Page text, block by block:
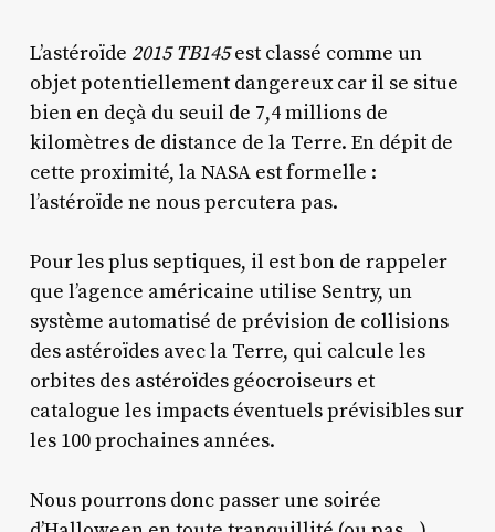
L’astéroïde 2015 TB145est classé comme un
objet potentiellement dangereux car il se situe
bien en deçà du seuil de 7,4 millions de
kilomètres de distance de la Terre. En dépit de
cette proximité, la NASA est formelle :
l’astéroïde ne nous percutera pas.
Pour les plus septiques, il est bon de rappeler
que l’agence américaine utilise Sentry, un
système automatisé de prévision de collisions
des astéroïdes avec la Terre, qui calcule les
orbites des astéroïdes géocroiseurs et
catalogue les impacts éventuels prévisibles sur
les 100 prochaines années.
Nous pourrons donc passer une soirée